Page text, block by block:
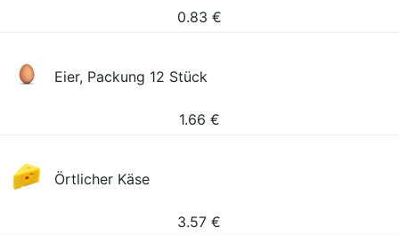
0.83 €
Eier, Packung 12 Stück
1.66 €
Örtlicher Käse
3.57 €